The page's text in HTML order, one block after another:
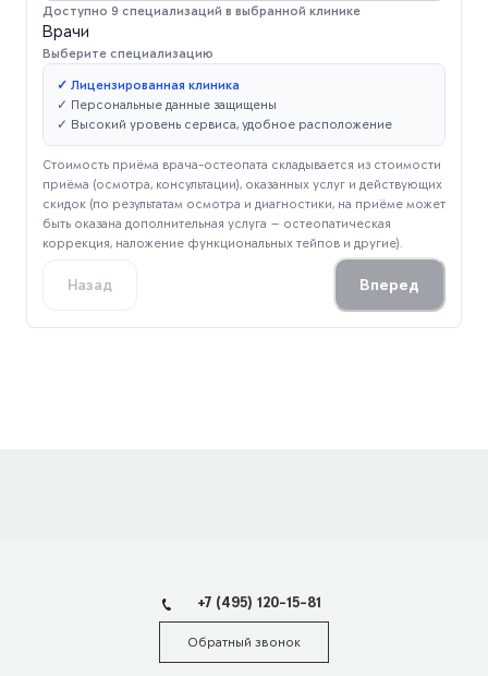
Доступно 9 специализаций в выбранной клинике
Врачи
Выберите специализацию
✓ Лицензированная клиника
✓ Персональные данные защищены
✓ Высокий уровень сервиса, удобное расположение
Стоимость приёма врача-остеопата складывается из стоимости
приёма (осмотра, консультации), оказанных услуг и действующих
скидок (по результатам осмотра и диагностики, на приёме может
быть оказана дополнительная услуга — остеопатическая
коррекция, наложение функциональных тейпов и другие).
Назад Вперед
+7 (495) 120-15-81
Обратный звонок